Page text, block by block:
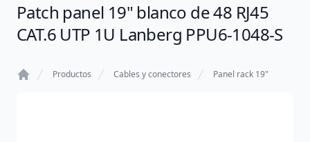
Patch panel 19" blanco de 48 RJ45
CAT.6 UTP 1U Lanberg PPU6-1048-S
Productos Cables y conectores Panel rack 19"